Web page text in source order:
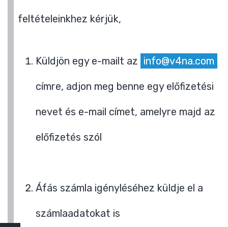
feltételeinkhez kérjük,
Küldjön egy e-mailt az info@v4na.com
címre, adjon meg benne egy előfizetési
nevet és e-mail címet, amelyre majd az
előfizetés szól
Áfás számla igényléséhez küldje el a
számlaadatokat is